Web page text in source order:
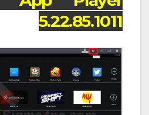
5.22.85.1011